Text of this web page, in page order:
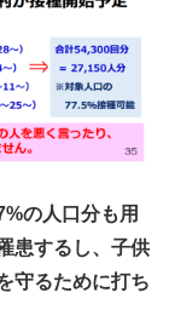
の人口分も用
患するし、子供
守るために打ち